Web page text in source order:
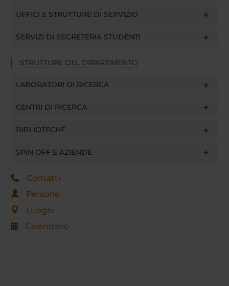
UFFICI E STRUTTURE DI SERVIZIO
SERVIZI DI SEGRETERIA STUDENTI
STRUTTURE DEL DIPARTIMENTO
LABORATORI DI RICERCA
CENTRI DI RICERCA
BIBLIOTECHE
SPIN OFF E AZIENDE
Contatti
Persone
Luoghi
Calendario